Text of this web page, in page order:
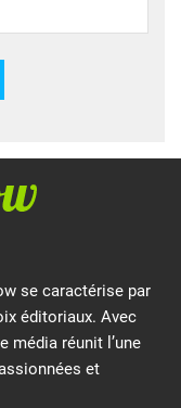
se caractérise par
éditoriaux. Avec
média réunit l’une
et